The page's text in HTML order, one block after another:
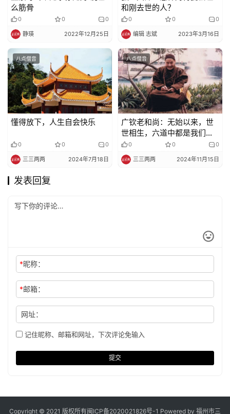
么筋骨
0 0 0
静瑛 2022年12月25日
和刚去世的人？
0 0 0
编辑 志斌 2023年3月16日
八点僧音
懂得放下，人生自会快乐
0 0 0
三三两两 2024年7月18日
八点僧音
广钦老和尚：无始以来，世
世相生，六道中都是我们过
去的怨亲眷属
0 0 0
三三两两 2024年11月15日
发表回复
*昵称：
*邮箱：
网址：
记住昵称、邮箱和网址，下次评论免输入
提交
Copyright © 2021 版权所有闽ICP备2020021826号-1 Powered by 福州市三